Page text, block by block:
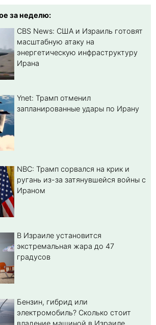
за неделю:
CBS News: США и Израиль готовят
масштабную атаку на
энергетическую инфраструктуру
Ирана
Ynet: Трамп отменил
запланированные удары по Ирану
NBC: Трамп сорвался на крик и
ругань из-за затянувшейся войны с
Ираном
В Израиле установится
экстремальная жара до 47
градусов
Бензин, гибрид или
электромобиль? Cколько стоит
владение машиной в Израиле